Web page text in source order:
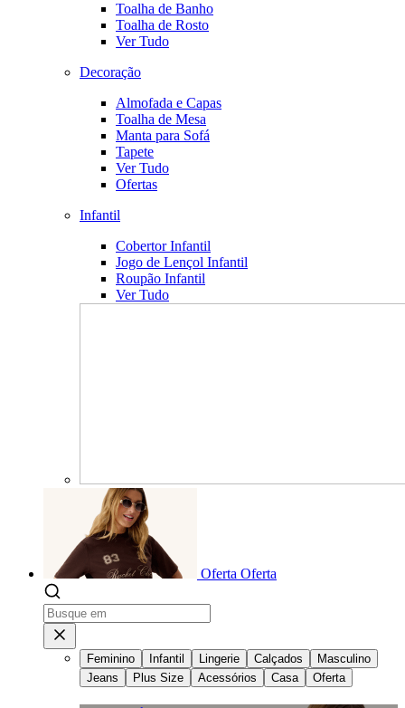
Toalha de Banho
Toalha de Rosto
Ver Tudo
Decoração
Almofada e Capas
Toalha de Mesa
Manta para Sofá
Tapete
Ver Tudo
Ofertas
Infantil
Cobertor Infantil
Jogo de Lençol Infantil
Roupão Infantil
Ver Tudo
Oferta Oferta
Feminino Infantil Lingerie Calçados
Masculino
Jeans
Plus Size Acessórios Casa Oferta